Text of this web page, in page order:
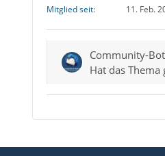
Mitglied seit
11. Feb.
Community-Bot
Hat das Thema